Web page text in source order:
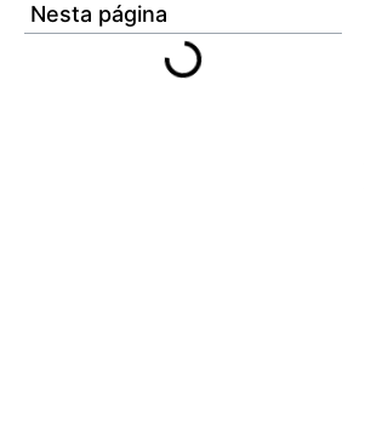
Nesta página